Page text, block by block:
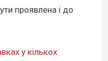
проявлена і до
у кількох